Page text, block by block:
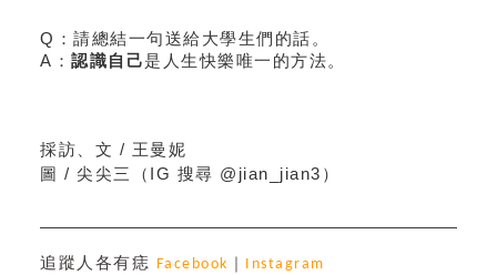
Q：請總結一句送給大學生們的話。
A： 認識自己是人生快樂唯一的方法。
採訪、 文 / 王曼妮
圖 / 尖尖三（IG 搜尋 @jian_jian3）
追蹤人各有痣 Facebook Instagram